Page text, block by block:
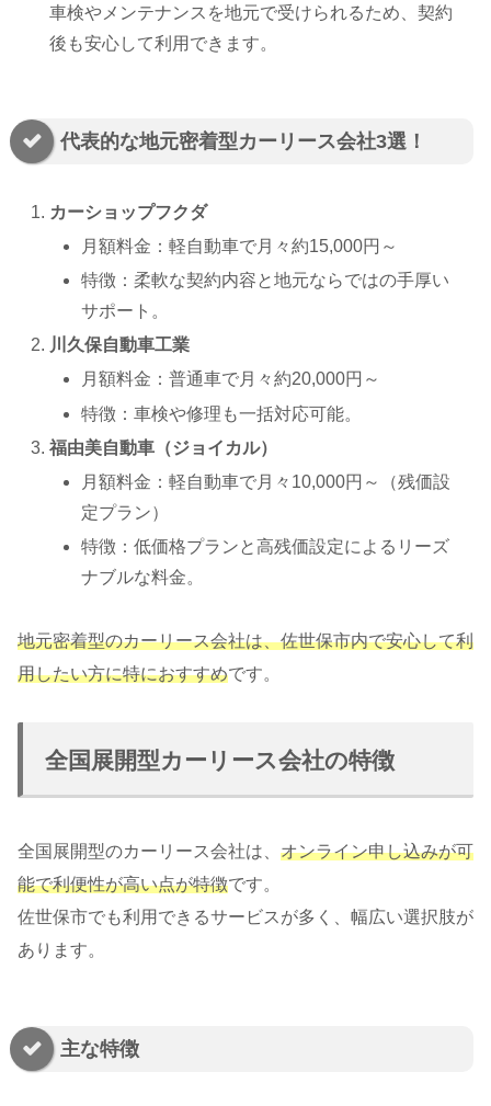
車検やメンテナンスを地元で受けられるため、契約
後も安心して利用できます。
代表的な地元密着型カーリース会社3選！
カーショップフクダ
月額料金：軽自動車で月々約15,000円～
特徴：柔軟な契約内容と地元ならではの手厚い
サポート。
川久保自動車工業
月額料金：普通車で月々約20,000円～
特徴：車検や修理も一括対応可能。
福由美自動車（ジョイカル）
月額料金：軽自動車で月々10,000円～（残価設
定プラン）
特徴：低価格プランと高残価設定によるリーズ
ナブルな料金。
地元密着型のカーリース会社は、佐世保市内で安心して利
用したい方に特におすすめです。
全国展開型カーリース会社の特徴
全国展開型のカーリース会社は、 オンライン申し込みが可
能で利便性が高い点が特徴です。
佐世保市でも利用できるサービスが多く、幅広い選択肢が
あります。
主な特徴